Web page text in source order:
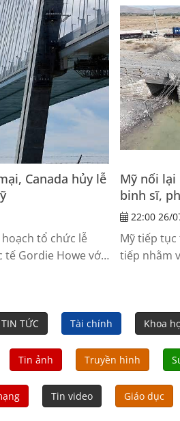
Canada hủy lễ
tổ chức lễ
tế Gordie Howe với
Mỹ nối
binh sĩ,
22:00 26/
Mỹ tiếp
tiếp nhằm
Jordan.
TIN TỨC Tài chính Khoa
Tin ảnh Truyền hình
Tin video Giáo dục